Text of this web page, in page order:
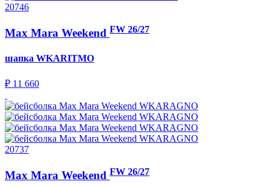
20746
Max Mara Weekend FW 26/27
шапка WKARITMO
₽ 11 660
20737
Max Mara Weekend FW 26/27